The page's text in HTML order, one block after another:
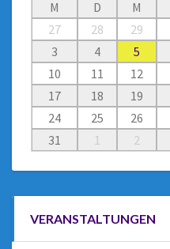
M D M
27
28 29
3
4 5
10
11 12
17
18 19
24
25 26
31
1 2
VERANSTALTUNGEN